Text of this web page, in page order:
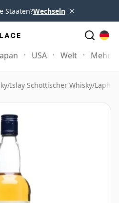
Staaten?Wechseln ×
USA Welt Mehr
/Islay Schottischer Whisky/